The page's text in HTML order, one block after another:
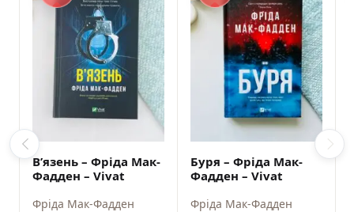
В’язень – Фріда Мак-
Фадден – Vivat
Фріда Мак-Фадден
Буря – Фріда Мак-
Фадден – Vivat
Фріда Мак-Фадден